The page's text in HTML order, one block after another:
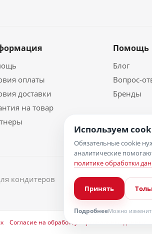
оплаты
доставки
на товар
Помощь
Блог
Вопрос-
Бренды
кондитеров
Согласие на обработку персональных данных
Используем
Обязательные cookie
аналитические
политике обработки
Принять
ПодробнееМожно